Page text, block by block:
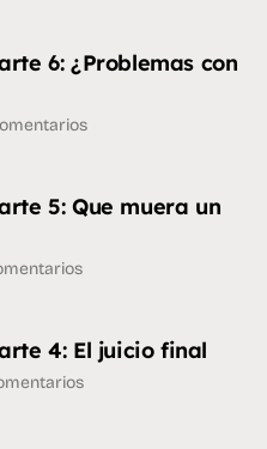
6: ¿Problemas con
5: Que muera un
4: El juicio final